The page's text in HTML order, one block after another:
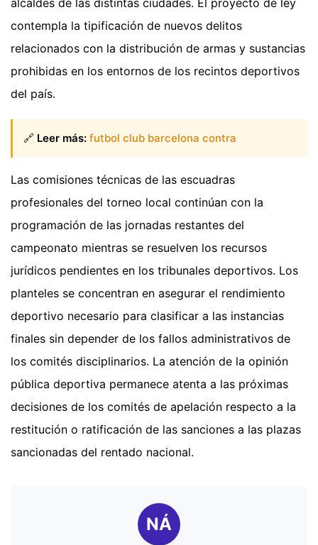
contempla la tipificación de nuevos delitos
relacionados con la distribución de armas y sustancias
prohibidas en los entornos de los recintos deportivos
del país.
🔗 Leer más: futbol club barcelona contra
Las comisiones técnicas de las escuadras
profesionales del torneo local continúan con la
programación de las jornadas restantes del
campeonato mientras se resuelven los recursos
jurídicos pendientes en los tribunales deportivos. Los
planteles se concentran en asegurar el rendimiento
deportivo necesario para clasificar a las instancias
finales sin depender de los fallos administrativos de
los comités disciplinarios. La atención de la opinión
pública deportiva permanece atenta a las próximas
decisiones de los comités de apelación respecto a la
restitución o ratificación de las sanciones a las plazas
sancionadas del rentado nacional.
NÁ